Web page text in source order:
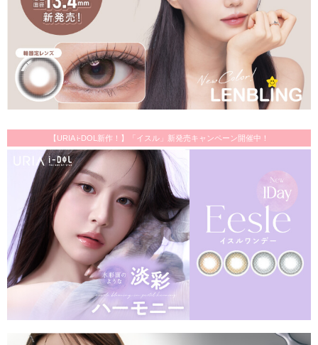
【URIA i-DOL新作！】「イスル」新発売キャンペーン開催中！